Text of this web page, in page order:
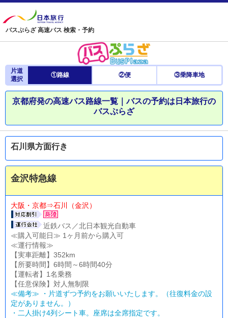
バスぷらざ 高速バス 検索・予約
片道
選択
①路線 ②便 ③乗降車地
京都府発の高速バス路線一覧｜バスの予約は日本旅行の
バスぷらざ
石川県方面行き
金沢特急線
大阪・京都⇒石川（金沢）
近鉄バス／北日本観光自動車
≪購入可能日≫ 1ヶ月前から購入可
≪運行情報≫
【実車距離】352km
【所要時間】6時間～6時間40分
【運転者】1名乗務
【任意保険】対人無制限
≪備考≫ ・片道ずつ予約をお願いいたします。（往復料金の設
定がありません。）
・二人掛け4列シート車。座席は全席指定です。